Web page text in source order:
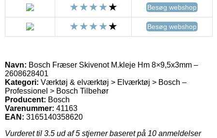
Besøg webshop
Besøg webshop
Navn: Bosch Fræser Skivenot M.kleje Hm 8×9,5x3mm –
2608628401
Kategori: Værktøj & elværktøj > Elværktøj > Bosch –
Professionel > Bosch Tilbehør
Producent: Bosch
Varenummer: 41163
EAN: 3165140358620
Vurderet til 3.5 ud af 5 stjerner baseret på 10 anmeldelser